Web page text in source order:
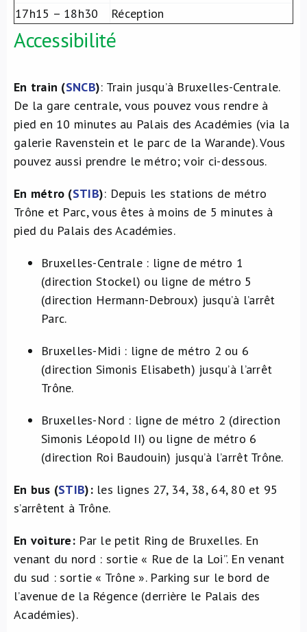
17h15 – 18h30
Réception
Accessibilité
En train (SNCB): Train jusqu’à Bruxelles-Centrale.
De la gare centrale, vous pouvez vous rendre à
pied en 10 minutes au Palais des Académies (via la
galerie Ravenstein et le parc de la Warande). Vous
pouvez aussi prendre le métro; voir ci-dessous.
En métro (STIB): Depuis les stations de métro
Trône et Parc, vous êtes à moins de 5 minutes à
pied du Palais des Académies.
Bruxelles-Centrale : ligne de métro 1
(direction Stockel) ou ligne de métro 5
(direction Hermann-Debroux) jusqu’à l’arrêt
Parc.
Bruxelles-Midi : ligne de métro 2 ou 6
(direction Simonis Elisabeth) jusqu’à l’arrêt
Trône.
Bruxelles-Nord : ligne de métro 2 (direction
Simonis Léopold II) ou ligne de métro 6
(direction Roi Baudouin) jusqu’à l’arrêt Trône.
En bus (STIB): les lignes 27, 34, 38, 64, 80 et 95
s’arrêtent à Trône.
En voiture: Par le petit Ring de Bruxelles. En
venant du nord : sortie « Rue de la Loi”. En venant
du sud : sortie « Trône ». Parking sur le bord de
l’avenue de la Régence (derrière le Palais des
Académies).